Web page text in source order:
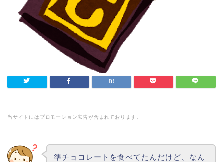
当サイトにはプロモーション広告が含まれております。
準チョコレートを食べてたんだけど、なん